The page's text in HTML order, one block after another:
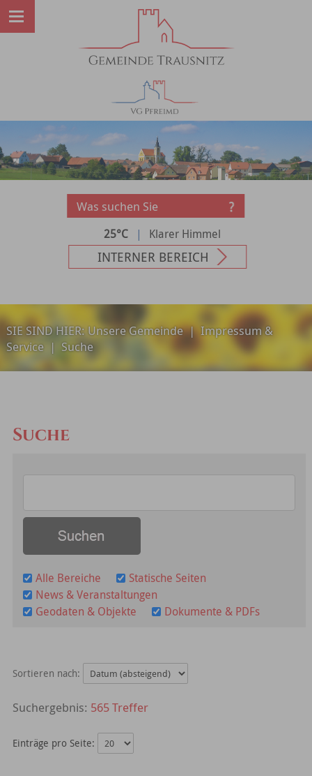
25°C | Klarer Himmel
INTERNER BEREICH
SIE SIND HIER:Unsere Gemeinde|Impressum &
Service | Suche
Suche
Alle Bereiche
Statische Seiten
News & Veranstaltungen
Geodaten & Objekte
Dokumente & PDFs
Sortieren nach:
565 Treffer
Einträge pro Seite: